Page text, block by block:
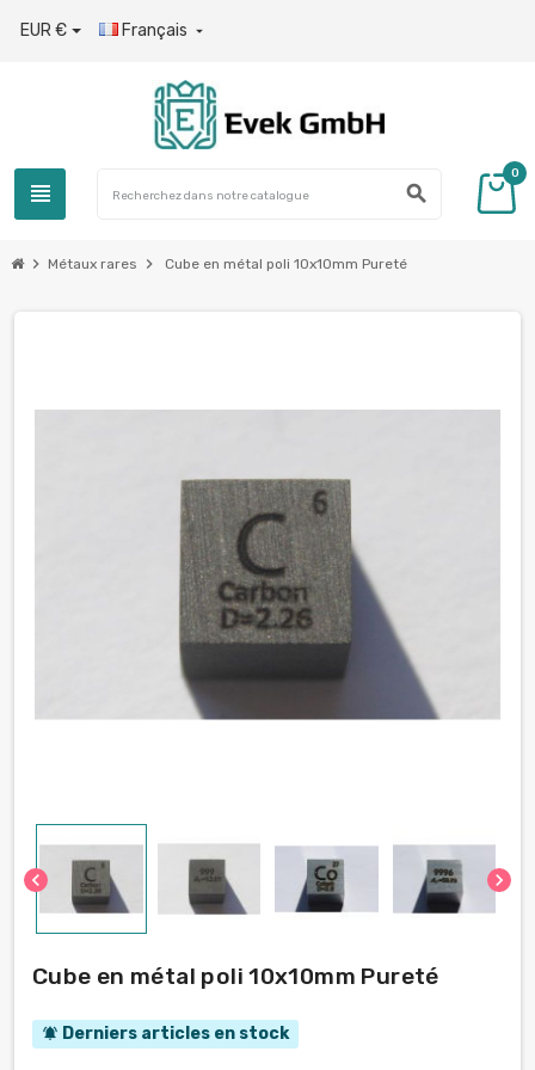
EUR € Français 
view_headline search
0
chevron_right Métaux rares chevron_right Cube en métal poli 10x10mm Pureté
chevron_left chevron_right
Cube en métal poli 10x10mm Pureté
notifications_active Derniers articles en stock